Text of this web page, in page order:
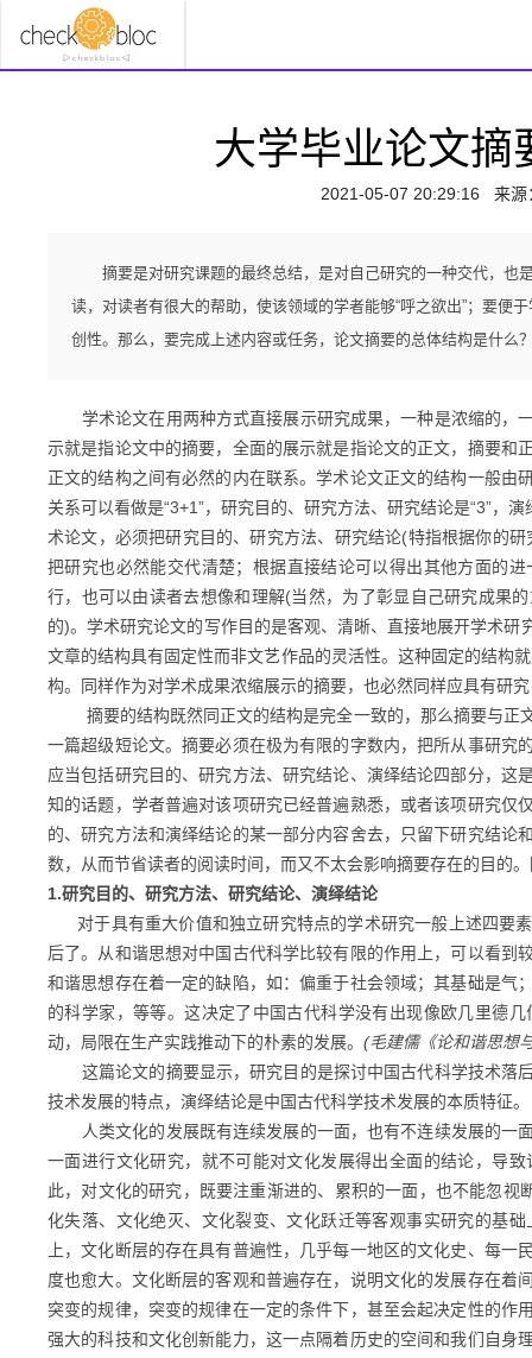
大学毕业论文摘
2021-05-07 20:29:16 来源
摘要是对研究课题的最终总结，是对自己研究的一种交代，也
读，对读者有很大的帮助，使该领域的学者能够“呼之欲出”；要便
创性。那么，要完成上述内容或任务，论文摘要的总体结构是什么
学术论文在用两种方式直接展示研究成果，一种是浓缩的，
示就是指论文中的摘要，全面的展示就是指论文的正文，摘要和
正文的结构之间有必然的内在联系。学术论文正文的结构一般由
关系可以看做是“3+1”，研究目的、研究方法、研究结论是“3”，
术论文，必须把研究目的、研究方法、研究结论(特指根据你的
把研究也必然能交代清楚；根据直接结论可以得出其他方面的
行，也可以由读者去想像和理解(当然，为了彰显自己研究成果
的)。学术研究论文的写作目的是客观、清晰、直接地展开学术
文章的结构具有固定性而非文艺作品的灵活性。这种固定的结构
构。同样作为对学术成果浓缩展示的摘要，也必然同样应具有研
摘要的结构既然同正文的结构是完全一致的，那么摘要与
一篇超级短论文。摘要必须在极为有限的字数内，把所从事研究
应当包括研究目的、研究方法、研究结论、演绎结论四部分，
知的话题，学者普遍对该项研究已经普遍熟悉，或者该项研究仅
的、研究方法和演绎结论的某一部分内容舍去，只留下研究结
数，从而节省读者的阅读时间，而又不太会影响摘要存在的目的
1.研究目的、研究方法、研究结论、演绎结论
对于具有重大价值和独立研究特点的学术研究一般上述四要
后了。从和谐思想对中国古代科学比较有限的作用上，可以看
和谐思想存在着一定的缺陷，如：偏重于社会领域；其基础是气
的科学家，等等。这决定了中国古代科学没有出现像欧几里德
动，局限在生产实践推动下的朴素的发展。 (毛建儒《论和谐思想
这篇论文的摘要显示，研究目的是探讨中国古代科学技术落
技术发展的特点，演绎结论是中国古代科学技术发展的本质特征。
人类文化的发展既有连续发展的一面，也有不连续发展的一
一面进行文化研究，就不可能对文化发展得出全面的结论，导
此，对文化的研究，既要注重渐进的、累积的一面，也不能忽视
化失落、文化绝灭、文化裂变、文化跃迁等客观事实研究的基
上，文化断层的存在具有普遍性，几乎每一地区的文化史、每
度也愈大。文化断层的客观和普遍存在，说明文化的发展存在
突变的规律，突变的规律在一定的条件下，甚至会起决定性的作
强大的科技和文化创新能力，这一点隔着历史的空间和我们自身